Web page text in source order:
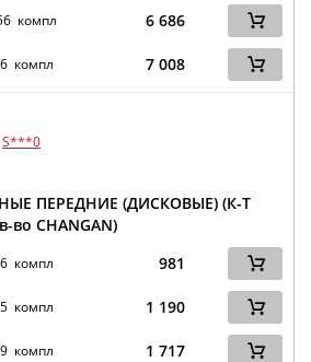
компл 6 686
компл 7 008
S***0
ПЕРЕДНИЕ (ДИСКОВЫЕ) (К-Т
CHANGAN)
компл 981
компл 1 190
компл 1 717